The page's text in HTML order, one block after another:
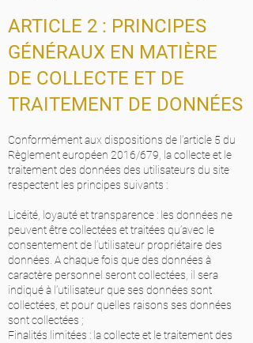
ARTICLE 2 : PRINCIPES
GÉNÉRAUX EN MATIÈRE
DE COLLECTE ET DE
TRAITEMENT DE DONNÉES
Conformément aux dispositions de l’article 5 du
Règlement européen 2016/679, la collecte et le
traitement des données des utilisateurs du site
respectent les principes suivants :
Licéité, loyauté et transparence : les données ne
peuvent être collectées et traitées qu’avec le
consentement de l’utilisateur propriétaire des
données. A chaque fois que des données à
caractère personnel seront collectées, il sera
indiqué à l’utilisateur que ses données sont
collectées, et pour quelles raisons ses données
sont collectées ;
Finalités limitées : la collecte et le traitement des